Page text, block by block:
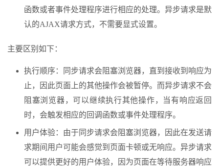
函数或者事件处理程序进行相应的处理。异步请求是默
认的AJAX请求方式，不需要显式设置。
主要区别如下：
执行顺序：同步请求会阻塞浏览器，直到接收到响应为
止，因此页面上的其他操作会被暂停。而异步请求不会
阻塞浏览器，可以继续执行其他操作，当有响应返回
时，会触发相应的回调函数或事件处理程序。
用户体验：由于同步请求会阻塞浏览器，因此在发送请
求期间用户可能会感觉到页面卡顿或无响应。异步请求
可以提供更好的用户体验，因为页面在等待服务器响应